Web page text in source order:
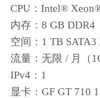
CPU：Intel®
内存：8 GB DDR4
空间：1 TB SATA3
流量：无限 / 月（
IPv4：1
显卡：GF GT 710